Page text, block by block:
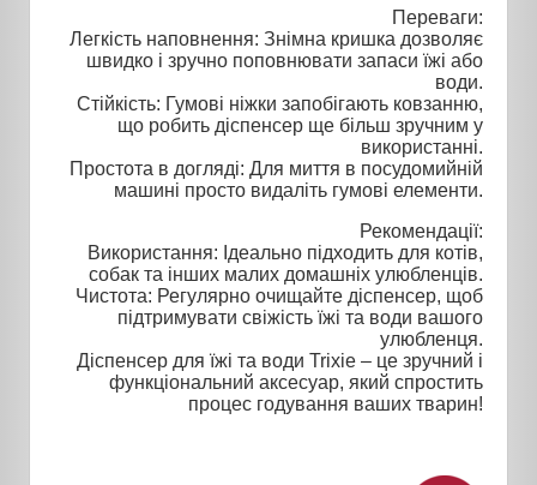
Переваги:
Легкість наповнення: Знімна кришка дозволяє
швидко і зручно поповнювати запаси їжі або
води.
Стійкість: Гумові ніжки запобігають ковзанню,
що робить діспенсер ще більш зручним у
використанні.
Простота в догляді: Для миття в посудомийній
машині просто видаліть гумові елементи.
Рекомендації:
Використання: Ідеально підходить для котів,
собак та інших малих домашніх улюбленців.
Чистота: Регулярно очищайте діспенсер, щоб
підтримувати свіжість їжі та води вашого
улюбленця.
Діспенсер для їжі та води Trixie – це зручний і
функціональний аксесуар, який спростить
процес годування ваших тварин!